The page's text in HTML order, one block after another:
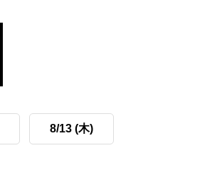
8/13 (木)